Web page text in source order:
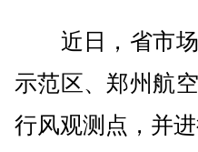
近日，省市场
示范区、郑州航
行风观测点，并进